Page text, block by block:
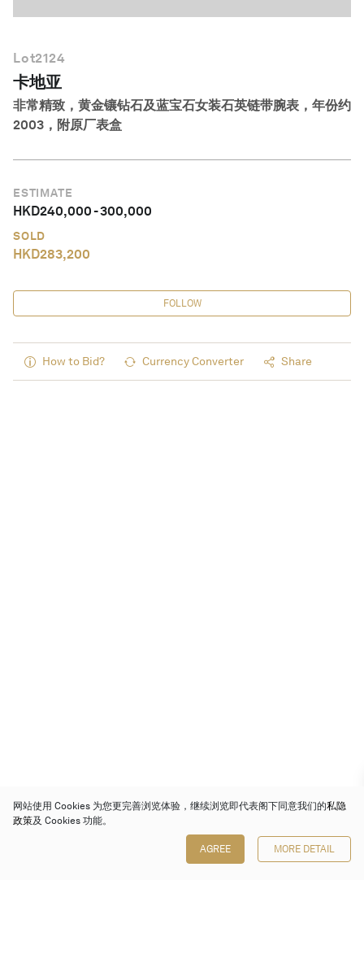
Lot2124
卡地亚
非常精致，黄金镶钻石及蓝宝石女装石英链带腕表，年份约
2003，附原厂表盒
ESTIMATE
HKD240,000-300,000
SOLD
HKD283,200
FOLLOW
How to Bid? Currency Converter Share
网站使用 Cookies 为您更完善浏览体验，继续浏览即代表阁下同意我们的私隐
政策及 Cookies 功能。
AGREE MORE DETAIL